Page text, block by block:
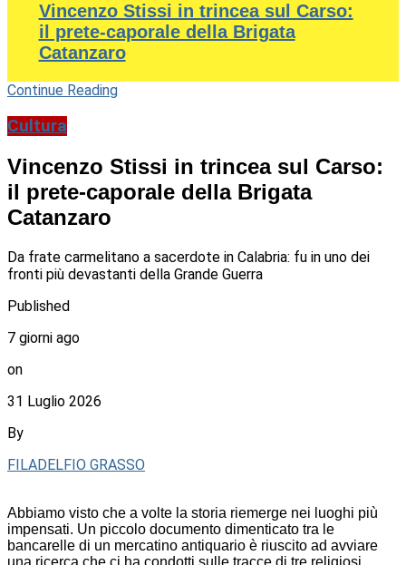
Vincenzo Stissi in trincea sul Carso:
il prete-caporale della Brigata
Catanzaro
Continue Reading
Cultura
Vincenzo Stissi in trincea sul Carso:
il prete-caporale della Brigata
Catanzaro
Da frate carmelitano a sacerdote in Calabria: fu in uno dei
fronti più devastanti della Grande Guerra
Published
7 giorni ago
on
31 Luglio 2026
By
FILADELFIO GRASSO
Abbiamo visto che a volte la storia riemerge nei luoghi più
impensati. Un piccolo documento dimenticato tra le
bancarelle di un mercatino antiquario è riuscito ad avviare
una ricerca che ci ha condotti sulle tracce di tre religiosi